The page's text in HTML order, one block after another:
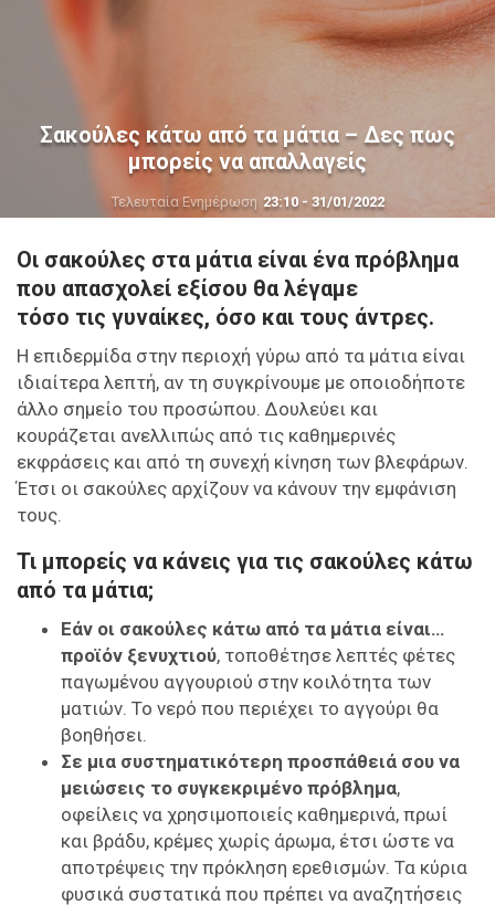
Σακούλες κάτω από τα μάτια – Δες πως
μπορείς να απαλλαγείς
Τελευταία Ενημέρωση 23:10 - 31/01/2022
Οι σακούλες στα μάτια είναι ένα πρόβλημα
που απασχολεί εξίσου θα λέγαμε
τόσο τις γυναίκες, όσο και τους άντρες.
Η επιδερμίδα στην περιοχή γύρω από τα μάτια είναι
ιδιαίτερα λεπτή, αν τη συγκρίνουμε με οποιοδήποτε
άλλο σημείο του προσώπου. Δουλεύει και
κουράζεται ανελλιπώς από τις καθημερινές
εκφράσεις και από τη συνεχή κίνηση των βλεφάρων.
Έτσι οι σακούλες αρχίζουν να κάνουν την εμφάνιση
τους.
Τι μπορείς να κάνεις για τις σακούλες κάτω
από τα μάτια;
Εάν οι σακούλες κάτω από τα μάτια είναι…
προϊόν ξενυχτιού, τοποθέτησε λεπτές φέτες
παγωμένου αγγουριού στην κοιλότητα των
ματιών. Το νερό που περιέχει το αγγούρι θα
βοηθήσει.
Σε μια συστηματικότερη προσπάθειά σου να
μειώσεις το συγκεκριμένο πρόβλημα,
οφείλεις να χρησιμοποιείς καθημερινά, πρωί
και βράδυ, κρέμες χωρίς άρωμα, έτσι ώστε να
αποτρέψεις την πρόκληση ερεθισμών. Τα κύρια
φυσικά συστατικά που πρέπει να αναζητήσεις